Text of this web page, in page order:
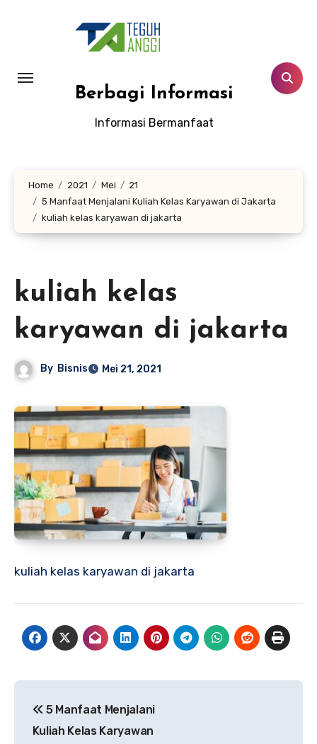
Berbagi Informasi
Informasi Bermanfaat
Home 2021 Mei
21
5 Manfaat Menjalani Kuliah Kelas Karyawan di Jakarta
kuliah kelas karyawan di jakarta
kuliah kelas
karyawan di jakarta
By Bisnis Mei 21, 2021
kuliah kelas karyawan di jakarta
pos
5 Manfaat Menjalani
Kuliah Kelas Karyawan